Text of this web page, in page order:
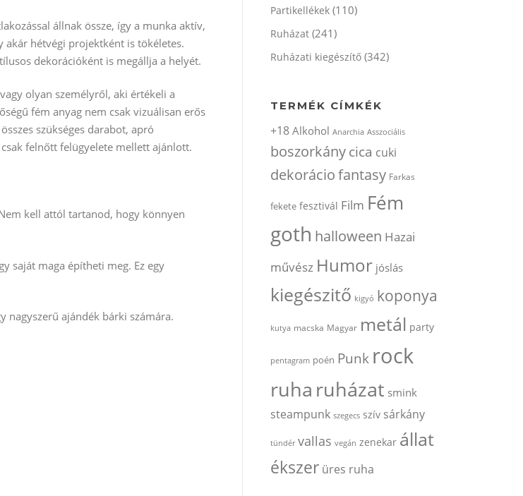
állnak össze, így a munka aktív,
akár hétvégi projektként is tökéletes.
dekorációként is megállja a helyét.
olyan személyről, aki értékeli a
fém anyag nem csak vizuálisan erős
szükséges darabot, apró
felnőtt felügyelete mellett ajánlott.
kell attól tartanod, hogy könnyen
saját maga építheti meg. Ez egy
nagyszerű ajándék bárki számára.
Partikellékek (110)
Ruházat (241)
Ruházati kiegészítő (342)
TERMÉK CÍMKÉK
+18 Alkohol Anarchia Asszociális
boszorkánycica cuki
dekoráciofantasy Farkas
fekete fesztivál Film Fém
goth halloween Hazai
művész Humor jóslás
kiegészitő kigyó koponya
kutya macska Magyar metál party
pentagram poén Punk rock
ruha ruházat smink
steampunk szegecs szív sárkány
tündér vallas vegán zenekar állat
ékszer üres ruha